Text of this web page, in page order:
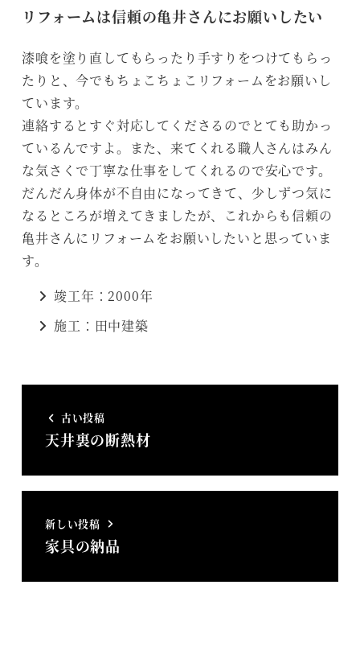
リフォームは信頼の亀井さんにお願いしたい
漆喰を塗り直してもらったり手すりをつけてもらっ
たりと、今でもちょこちょこリフォームをお願いし
ています。
連絡するとすぐ対応してくださるのでとても助かっ
ているんですよ。また、来てくれる職人さんはみん
な気さくで丁寧な仕事をしてくれるので安心です。
だんだん身体が不自由になってきて、少しずつ気に
なるところが増えてきましたが、これからも信頼の
亀井さんにリフォームをお願いしたいと思っていま
す。
竣工年：2000年
施工：田中建築
古い投稿
天井裏の断熱材
新しい投稿
家具の納品